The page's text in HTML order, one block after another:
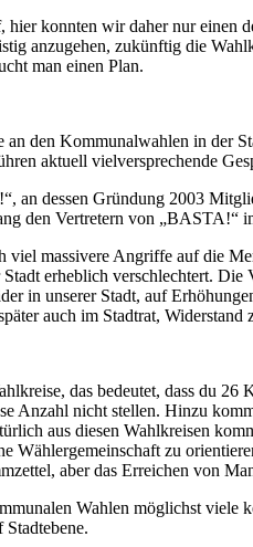
konnten wir daher nur einen
anzugehen, zukünftig die
man einen Plan.
an den Kommunalwahlen in der
aktuell vielversprechende
an dessen Gründung 2003
den Vertretern von
massivere Angriffe auf die
erheblich verschlechtert.
in unserer Stadt, auf
auch im Stadtrat, Widerstand
das bedeutet, dass du
Anzahl nicht stellen. Hinzu
aus diesen Wahlkreisen
Wählergemeinschaft zu
aber das Erreichen von
Wahlen möglichst